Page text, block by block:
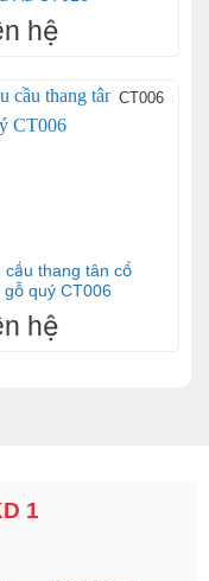
hệ
CT006
cầu thang tân cổ
gỗ quý CT006
hệ
1